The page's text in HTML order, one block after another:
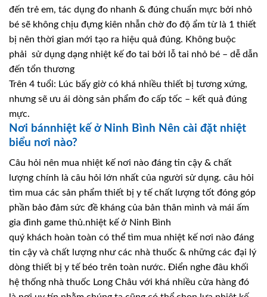
đến trẻ em, tác dụng đo nhanh & đúng chuẩn mực bởi nhỏ
bé sẽ không chịu đựng kiên nhẫn chờ đo độ ẩm từ là 1 thiết
bị nên thời gian mới tạo ra hiệu quả đúng. Không buộc
phải sử dụng dạng nhiệt kế đo tai bởi lỗ tai nhỏ bé – dễ dẫn
đến tổn thương
Trên 4 tuổi: Lúc bấy giờ có khá nhiều thiết bị tương xứng,
nhưng sẽ ưu ái dòng sản phẩm đo cấp tốc – kết quả đúng
mực.
Nơi bánnhiệt kế ở Ninh Bình Nên cài đặt nhiệt
biểu nơi nào?
Câu hỏi nên mua nhiệt kế nơi nào đáng tin cậy & chất
lượng chính là câu hỏi lớn nhất của người sử dụng. câu hỏi
tìm mua các sản phẩm thiết bị y tế chất lượng tốt đóng góp
phần bảo đảm sức đề kháng của bản thân mình và mái ấm
gia đình game thủ.nhiệt kế ở Ninh Bình
quý khách hoàn toàn có thể tìm mua nhiệt kế nơi nào đáng
tin cậy và chất lượng như các nhà thuốc & những các đại lý
dòng thiết bị y tế béo trên toàn nước. Điển nghe đâu khối
hệ thống nhà thuốc Long Châu với khá nhiều cửa hàng đó